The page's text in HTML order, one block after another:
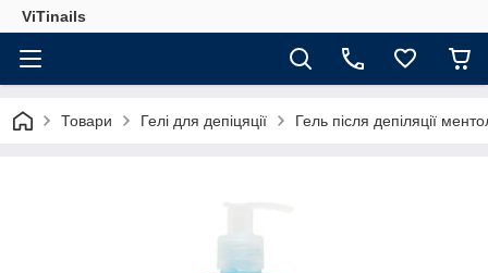
ViTinails
Товари Гелі для депіцяції Гель після депіляції